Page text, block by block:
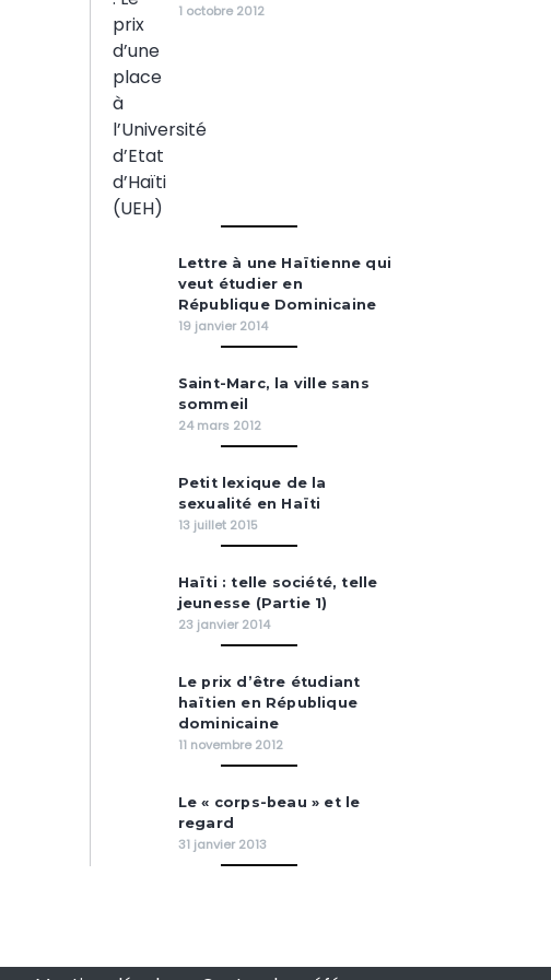
1 octobre 2012
Lettre à une Haïtienne qui
veut étudier en
République Dominicaine
19 janvier 2014
Saint-Marc, la ville sans
sommeil
24 mars 2012
Petit lexique de la
sexualité en Haïti
13 juillet 2015
Haïti : telle société, telle
jeunesse (Partie 1)
23 janvier 2014
Le prix d’être étudiant
haïtien en République
dominicaine
11 novembre 2012
Le « corps-beau » et le
regard
31 janvier 2013